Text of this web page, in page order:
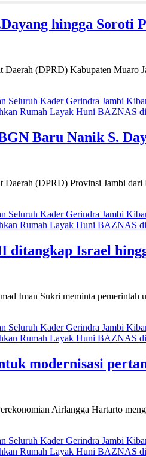
hingga Soroti
(DPRD) Kabupaten Muaro
Seluruh Kader Gerindra Jambi
Rumah Layak Huni BAZNAS di
Baru Nanik S.
(DPRD) Provinsi Jambi dari
Seluruh Kader Gerindra Jambi
Rumah Layak Huni BAZNAS di
ditangkap Israel
Iman Sukri meminta pemerintah
Seluruh Kader Gerindra Jambi
Rumah Layak Huni BAZNAS di
modernisasi
Airlangga Hartarto
Seluruh Kader Gerindra Jambi
Rumah Layak Huni BAZNAS di